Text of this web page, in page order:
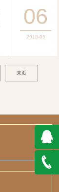
06
2018-05
末页
QQ在